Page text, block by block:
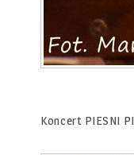
Koncert PIESNI